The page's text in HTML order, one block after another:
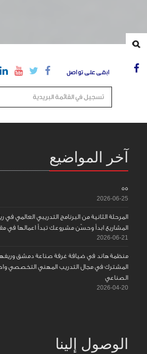
ابقى على تواصل
آخر المواضيع
55
2026-06-25
المرحلة الثانية من البرنامج التدريبي العالمي في
المشاريع ابدأ وحسّن مشروعك تبدأ اعمالها في
2026-06-21
منظمة هاند في ضيافة غرفة صناعة دمشق وريفها
المشترك في مجال التدريب المهني التخصصي
الصناعي
2026-04-20
الوصول إلينا